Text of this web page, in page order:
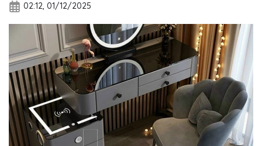
02:12, 01/12/2025